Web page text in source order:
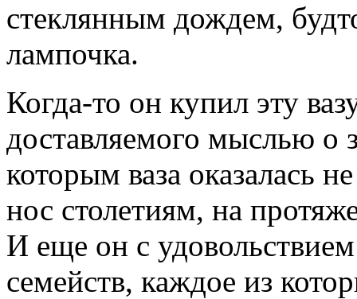
стеклянным дождем,
лампочка.
Когда-то он купил эту
доставляемого мыслью о
которым ваза оказалась
нос столетиям, на
И еще он с
семейств, каждое из